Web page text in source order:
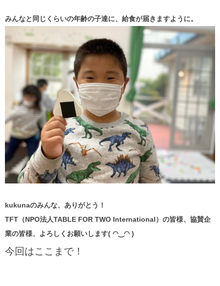
みんなと同じくらいの年齢の子達に、給食が届きますように。
kukunaのみんな、ありがとう！
TFT（NPO法人TABLE FOR TWO International）の皆様、協賛企
業の皆様、よろしくお願いします( ◠‿◠ )
今回はここまで！